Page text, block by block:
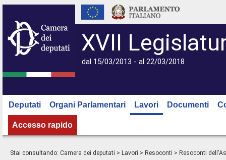
XVII
dal 15/03/2013 - al 22/03/2018
Deputati Organi Parlamentari Lavori Documenti
Accesso rapido
Stai consultando: Camera dei deputati > Lavori > Resoconti > Resoconti